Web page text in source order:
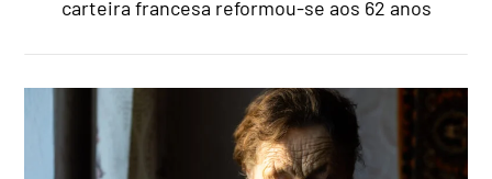
carteira francesa reformou-se aos 62 anos